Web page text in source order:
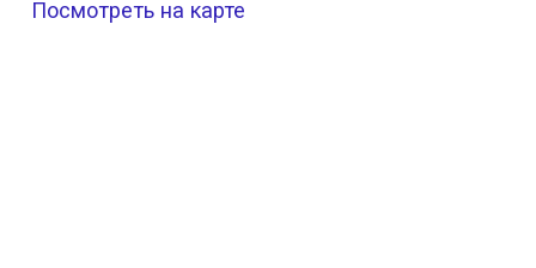
Посмотреть на карте